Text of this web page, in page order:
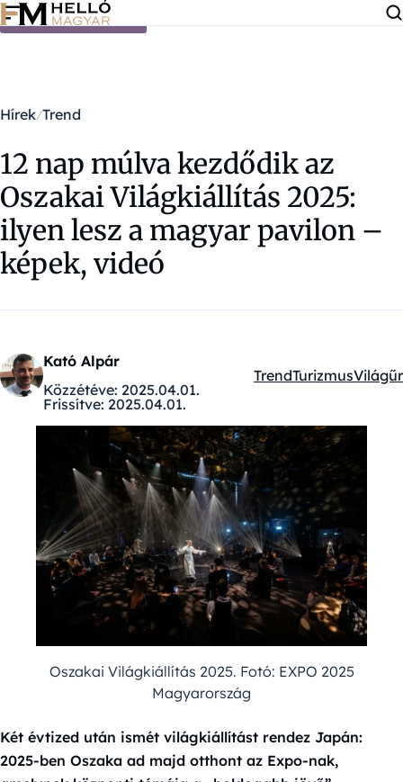
Ugrás a tartalomra
Hírek Trend
12 nap múlva kezdődik az
Oszakai Világkiállítás 2025:
ilyen lesz a magyar pavilon –
képek, videó
Kató Alpár
Közzétéve: 2025.04.01.
Frissítve: 2025.04.01.
Kategóriák:
TrendTurizmusVilágűr
Oszakai Világkiállítás 2025. Fotó: EXPO 2025
Magyarország
Két évtized után ismét világkiállítást rendez Japán:
2025-ben Oszaka ad majd otthont az Expo-nak,